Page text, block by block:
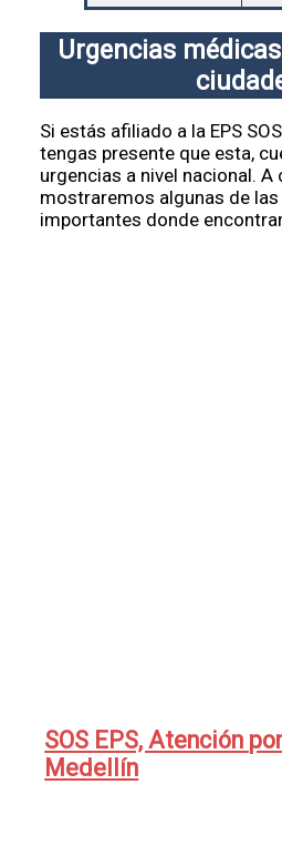
Urgencias
Si estás afiliado a la EPS
tengas presente que esta,
urgencias a nivel nacional.
mostraremos algunas de
importantes donde
SOS EPS, Atención
Medellín